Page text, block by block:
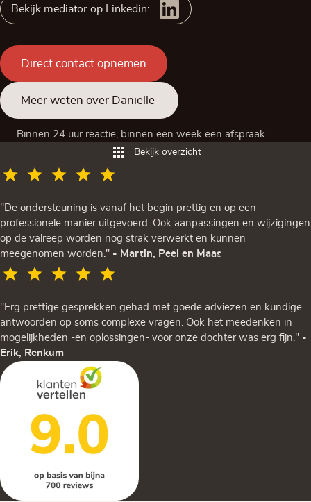
Bekijk mediator op Linkedin:
Direct contact opnemen
Meer weten over Daniëlle
Binnen 24 uur reactie, binnen een week een afspraak
Bekijk overzicht
"De ondersteuning is vanaf het begin prettig en op een
professionele manier uitgevoerd. Ook aanpassingen en wijzigingen
op de valreep worden nog strak verwerkt en kunnen
meegenomen worden." - Martin, Peel en Maas
"Erg prettige gesprekken gehad met goede adviezen en kundige
antwoorden op soms complexe vragen. Ook het meedenken in
mogelijkheden -en oplossingen- voor onze dochter was erg fijn." -
Erik, Renkum